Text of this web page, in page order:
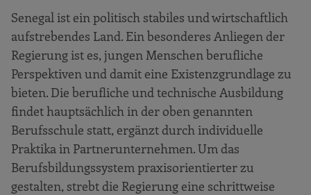
Senegal ist ein politisch stabiles und wirtschaftlich
aufstrebendes Land. Ein besonderes Anliegen der
Regierung ist es, jungen Menschen berufliche
Perspektiven und damit eine Existenzgrundlage zu
bieten. Die berufliche und technische Ausbildung
findet hauptsächlich in der oben genannten
Berufsschule statt, ergänzt durch individuelle
Praktika in Partnerunternehmen. Um das
Berufsbildungssystem praxisorientierter zu
gestalten, strebt die Regierung eine schrittweise